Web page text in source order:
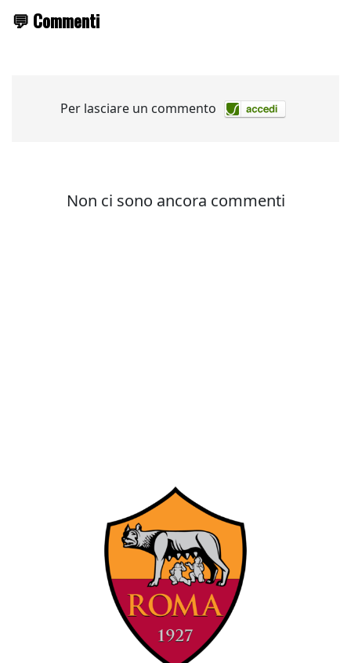
💬 Commenti